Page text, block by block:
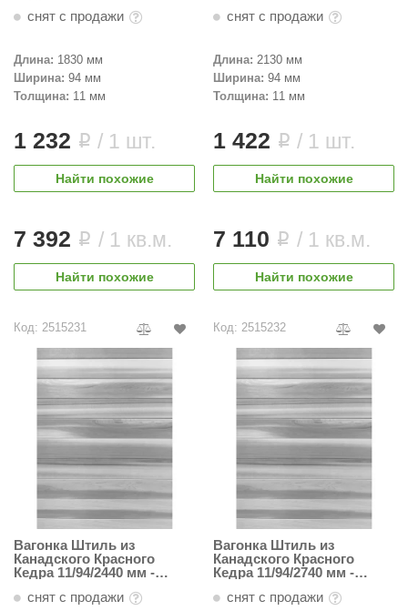
Sauna
снят с продажи
Длина: 1830 мм
Ширина: 94 мм
Толщина: 11 мм
1 232 i / 1 шт.
Найти похожие
7 392 i / 1 кв.м.
Найти похожие
снят с продажи
Длина: 2130 мм
Ширина: 94 мм
Толщина: 11 мм
1 422 i / 1 шт.
Найти похожие
7 110 i / 1 кв.м.
Найти похожие
Код: 2515231
Вагонка Штиль из
Канадского Красного
Кедра 11/94/2440 мм -
снят с продажи
Код: 2515232
Вагонка Штиль из
Канадского Красного
Кедра 11/94/2740 мм -
снят с продажи